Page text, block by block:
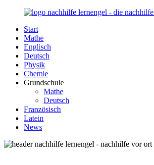
Zurück
Inhalt
Nachhilfe-
Lernengel.de
Unsere
Nachhilfe-
Eule
berät
zum
Damit
Lernen
Spaß
Start
Mathe
Englisch
Deutsch
Physik
Chemie
Grundschule
Mathe
Deutsch
Französisch
Latein
News